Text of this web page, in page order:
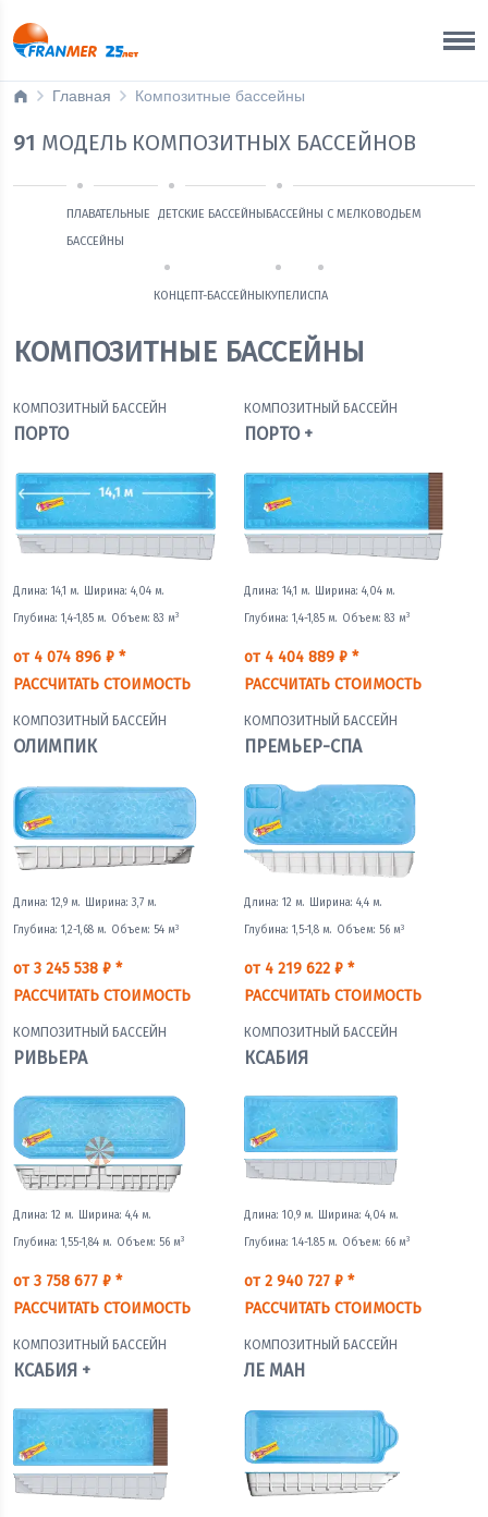
Главная Композитные бассейны
91 МОДЕЛЬ КОМПОЗИТНЫХ БАССЕЙНОВ
ПЛАВАТЕЛЬНЫЕ
БАССЕЙНЫ
ДЕТСКИЕ БАССЕЙНЫБАССЕЙНЫ С МЕЛКОВОДЬЕМ
КОНЦЕПТ-БАССЕЙНЫКУПЕЛИСПА
КОМПОЗИТНЫЕ БАССЕЙНЫ
КОМПОЗИТНЫЙ БАССЕЙН
ПОРТО
Длина: 14,1 м. Ширина: 4,04 м.
Глубина: 1,4-1,85 м. Объем: 83 м3
от 4 074 896 ₽ *
РАССЧИТАТЬ СТОИМОСТЬ
КОМПОЗИТНЫЙ БАССЕЙН
ПОРТО +
Длина: 14,1 м. Ширина: 4,04 м.
Глубина: 1,4-1,85 м. Объем: 83 м3
от 4 404 889 ₽ *
РАССЧИТАТЬ СТОИМОСТЬ
КОМПОЗИТНЫЙ БАССЕЙН
ОЛИМПИК
Длина: 12,9 м. Ширина: 3,7 м.
Глубина: 1,2-1,68 м. Объем: 54 м3
от 3 245 538 ₽ *
РАССЧИТАТЬ СТОИМОСТЬ
КОМПОЗИТНЫЙ БАССЕЙН
ПРЕМЬЕР-СПА
Длина: 12 м. Ширина: 4,4 м.
Глубина: 1,5-1,8 м. Объем: 56 м3
от 4 219 622 ₽ *
РАССЧИТАТЬ СТОИМОСТЬ
КОМПОЗИТНЫЙ БАССЕЙН
РИВЬЕРА
Длина: 12 м. Ширина: 4,4 м.
Глубина: 1,55-1,84 м. Объем: 56 м3
от 3 758 677 ₽ *
РАССЧИТАТЬ СТОИМОСТЬ
КОМПОЗИТНЫЙ БАССЕЙН
КСАБИЯ
Длина: 10,9 м. Ширина: 4,04 м.
Глубина: 1.4-1.85 м. Объем: 66 м3
от 2 940 727 ₽ *
РАССЧИТАТЬ СТОИМОСТЬ
КОМПОЗИТНЫЙ БАССЕЙН
КСАБИЯ +
КОМПОЗИТНЫЙ БАССЕЙН
ЛЕ МАН